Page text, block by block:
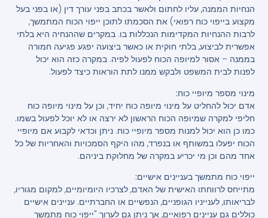
הנחיות הממנה, עליו לחתום ולאשר בכתב בפני עורך דין (או בפני בעל
מקצוע בייפוי כוח רפואי) את הסכמתו לתוכן ייפוי הכוח המתמשך,
לרבות ההנחיות המקדימות הנכללות בו. במקרים שההנחיה היא בלתי
אפשרית לביצוע, בלתי חוקית או כאשר ביצועה יפגע פגיעה חמורה
בממנה – אסור למיופה הכוח לפעול לפיה. במקרה כזה הוא יכול
לפנות לבית המשפט ולבקש ממנו לתת הוראות כיצד לפעול.
מינוי מספר מיופיי כוח:
אדם יכול להחליט על מינוי מיופה כוח יחיד, וכן על מינוי מיופה כוח
חליפי למקרה שמיופה הכוח הראשון לא ירצה או לא יוכל לפעול בשמו.
כמו כן הוא יכול למנות מספר מיופיי כוח. ניתן וכדאי לקבוע אם מיופיי
הכוח יפעלו במשותף או בנפרד, מהו היקף הסמכויות והאחריות של כל
אחד מהם וכן מי יכריע במקרה של מחלוקת ביניהם.
ייפוי כוח מתמשך בעניינים אישיים:
מתייחס לרווחתו האישית של האדם, לצרכיו היומיומיים, למקום מגוריו,
לבריאותו, לענייניו הגופניים, הנפשיים או החברתיים. עניינים אישיים
כוללים גם עניינים רפואיים, אך ניתן גם לערוך "ייפוי כוח מתמשך